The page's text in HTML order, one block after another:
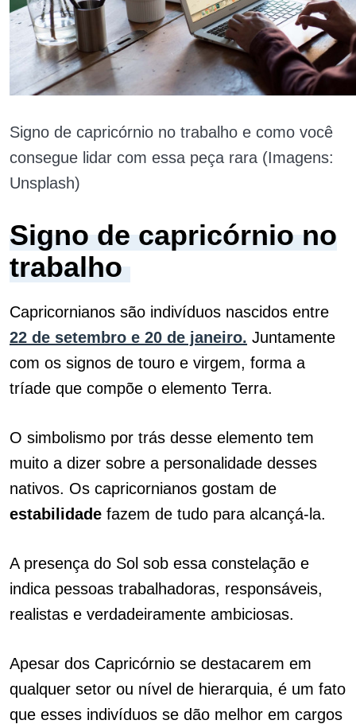
Signo de capricórnio no trabalho e como você
consegue lidar com essa peça rara (Imagens:
Unsplash)
Signo de capricórnio no
trabalho
Capricornianos são indivíduos nascidos entre
22 de setembro e 20 de janeiro. Juntamente
com os signos de touro e virgem, forma a
tríade que compõe o elemento Terra.
O simbolismo por trás desse elemento tem
muito a dizer sobre a personalidade desses
nativos. Os capricornianos gostam de
estabilidade fazem de tudo para alcançá-la.
A presença do Sol sob essa constelação e
indica pessoas trabalhadoras, responsáveis,
realistas e verdadeiramente ambiciosas.
Apesar dos Capricórnio se destacarem em
qualquer setor ou nível de hierarquia, é um fato
que esses indivíduos se dão melhor em cargos